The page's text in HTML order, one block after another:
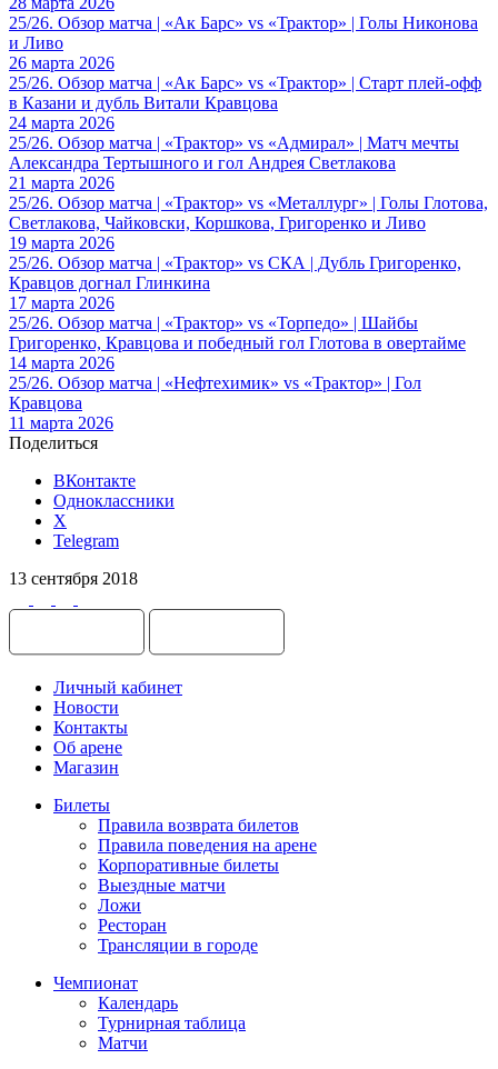
25/26. Обзор матча | «Ак Барс» vs «Трактор» | Голы Никонова
и Ливо
26 марта 2026
25/26. Обзор матча | «Ак Барс» vs «Трактор» | Старт плей-офф
в Казани и дубль Витали Кравцова
24 марта 2026
25/26. Обзор матча | «Трактор» vs «Адмирал» | Матч мечты
Александра Тертышного и гол Андрея Светлакова
21 марта 2026
25/26. Обзор матча | «Трактор» vs «Металлург» | Голы Глотова,
Светлакова, Чайковски, Коршкова, Григоренко и Ливо
19 марта 2026
25/26. Обзор матча | «Трактор» vs СКА | Дубль Григоренко,
Кравцов догнал Глинкина
17 марта 2026
25/26. Обзор матча | «Трактор» vs «Торпедо» | Шайбы
Григоренко, Кравцова и победный гол Глотова в овертайме
14 марта 2026
25/26. Обзор матча | «Нефтехимик» vs «Трактор» | Гол
Кравцова
11 марта 2026
Поделиться
ВКонтакте
Одноклассники
X
Telegram
13 сентября 2018
Личный кабинет
Новости
Контакты
Об арене
Магазин
Билеты
Правила возврата билетов
Правила поведения на арене
Корпоративные билеты
Выездные матчи
Ложи
Ресторан
Трансляции в городе
Чемпионат
Календарь
Турнирная таблица
Матчи